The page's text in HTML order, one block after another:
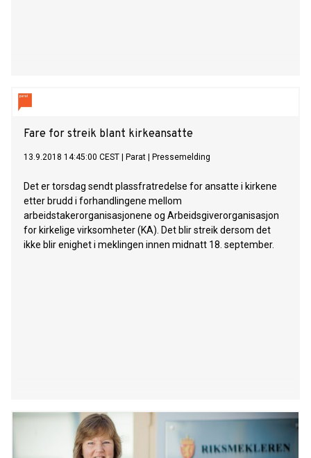
Fare for streik blant kirkeansatte
13.9.2018 14:45:00 CEST Parat Pressemelding
Det er torsdag sendt plassfratredelse for ansatte i kirkene
etter brudd i forhandlingene mellom
arbeidstakerorganisasjonene og Arbeidsgiverorganisasjon
for kirkelige virksomheter (KA). Det blir streik dersom det
ikke blir enighet i meklingen innen midnatt 18. september.